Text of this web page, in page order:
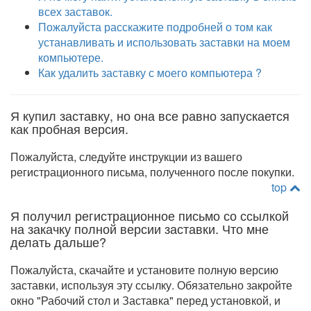
всех заставок.
Пожалуйста расскажите подробней о том как
устанавливать и использовать заставки на моем
компьютере.
Как удалить заставку с моего компьютера ?
Я купил заставку, но она все равно запускается
как пробная версия.
Пожалуйста, следуйте инструкции из вашего
регистрационного письма, полученного после покупки.
top
Я получил регистрационное письмо со ссылкой
на закачку полной версии заставки. Что мне
делать дальше?
Пожалуйста, скачайте и установите полную версию
заставки, используя эту ссылку. Обязательно закройте
окно "Рабочий стол и Заставка" перед установкой, и